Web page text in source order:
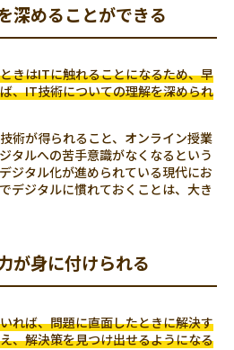
深めることができる
きはITに触れることになるため、早
、IT技術についての理解を深められ
術が得られること、オンライン授業
タルへの苦手意識がなくなるという
ジタル化が進められている現代にお
デジタルに慣れておくことは、大き
が身に付けられる
れば、問題に直面したときに解決す
、解決策を見つけ出せるようになる